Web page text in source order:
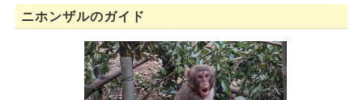
ニホンザルのガイド